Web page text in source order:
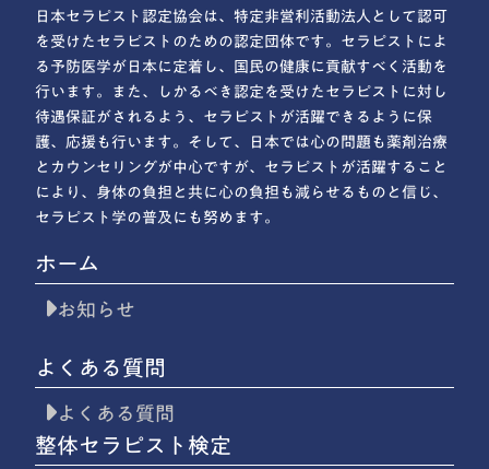
日本セラピスト認定協会は、特定非営利活動法人として認可
を受けたセラピストのための認定団体です。セラピストによ
る予防医学が日本に定着し、国民の健康に貢献すべく活動を
行います。また、しかるべき認定を受けたセラピストに対し
待遇保証がされるよう、セラピストが活躍できるように保
護、応援も行います。そして、日本では心の問題も薬剤治療
とカウンセリングが中心ですが、セラピストが活躍すること
により、身体の負担と共に心の負担も減らせるものと信じ、
セラピスト学の普及にも努めます。
ホーム
お知らせ
よくある質問
よくある質問
整体セラピスト検定